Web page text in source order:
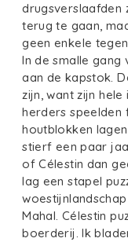
drugsverslaafden
terug te gaan,
geen enkele
In de smalle gang
aan de kapstok.
zijn, want zijn
herders
houtblokken
stierf een paar
of Célestin dan
lag een stapel
Mahal. Célestin
boerderij. Ik